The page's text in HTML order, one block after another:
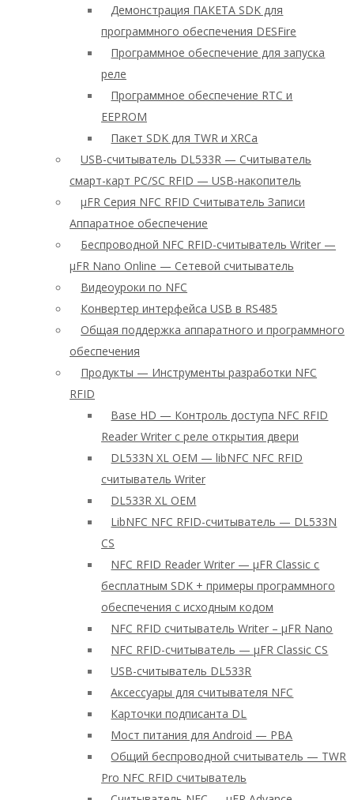
Демонстрация ПАКЕТА SDK для
программного обеспечения DESFire
Программное обеспечение для запуска
реле
Программное обеспечение RTC и
EEPROM
Пакет SDK для TWR и XRCa
USB-считыватель DL533R — Считыватель
смарт-карт PC/SC RFID — USB-накопитель
μFR Серия NFC RFID Считыватель Записи
Аппаратное обеспечение
Беспроводной NFC RFID-считыватель Writer —
μFR Nano Online — Сетевой считыватель
Видеоуроки по NFC
Конвертер интерфейса USB в RS485
Общая поддержка аппаратного и программного
обеспечения
Продукты — Инструменты разработки NFC
RFID
Base HD — Контроль доступа NFC RFID
Reader Writer с реле открытия двери
DL533N XL OEM — libNFC NFC RFID
считыватель Writer
DL533R XL OEM
LibNFC NFC RFID-считыватель — DL533N
CS
NFC RFID Reader Writer — μFR Classic с
бесплатным SDK + примеры программного
обеспечения с исходным кодом
NFC RFID считыватель Writer – μFR Nano
NFC RFID-считыватель — μFR Classic CS
USB-считыватель DL533R
Аксессуары для считывателя NFC
Карточки подписанта DL
Мост питания для Android — PBA
Общий беспроводной считыватель — TWR
Pro NFC RFID считыватель